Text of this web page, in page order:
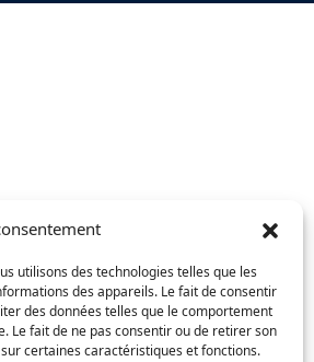
utilisons des technologies telles que les
des appareils. Le fait de consentir
des données telles que le comportement
Le fait de ne pas consentir ou de retirer son
certaines caractéristiques et fonctions.